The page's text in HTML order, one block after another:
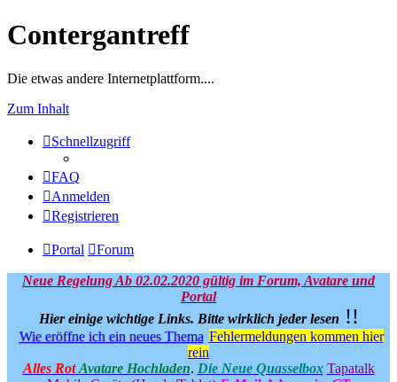
Contergantreff
Die etwas andere Internetplattform....
Zum Inhalt
Schnellzugriff
FAQ
Anmelden
Registrieren
Portal Forum
Neue Regelung Ab 02.02.2020 gültig im Forum, Avatare und
Portal
Hier einige wichtige Links. Bitte wirklich jeder lesen !!
Wie eröffne ich ein neues Thema Fehlermeldungen kommen hier
rein
Alles Rot Avatare Hochladen. Die Neue Quasselbox Tapatalk